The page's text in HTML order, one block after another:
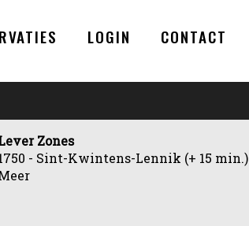
LOGIN CONTACT
Zones
- Sint-Kwintens-Lennik (+ 15 min.)